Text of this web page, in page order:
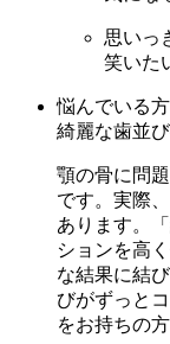
思いっ
笑いた
悩んでいる
綺麗な歯並
顎の骨に問
です。実際
あります。
ションを高
な結果に結
びがずっと
をお持ちの